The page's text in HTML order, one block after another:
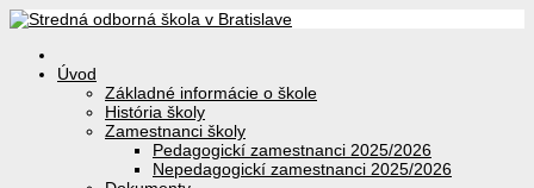
Úvod
Základné informácie o škole
História školy
Zamestnanci školy
Pedagogickí zamestnanci 2025/2026
Nepedagogickí zamestnanci 2025/2026